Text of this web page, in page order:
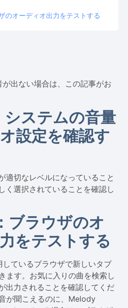
のオーディオ出力をテストする
出ない場合は、この記事がお
システムの音量
設定を確認す
適切なレベルになっていること
く選択されていることを確認し
ブラウザのオ
をテストする
ているブラウザで新しいタブ
ます。お気に入りの曲を検索し
出力されることを確認してくだ
が聞こえるのに、Melody